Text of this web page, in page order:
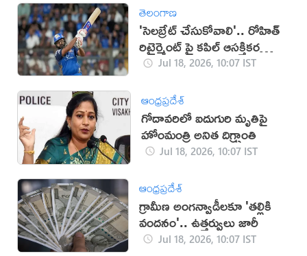
తెలంగాణ
'సెలబ్రేట్ చేసుకోవాలి'.. రోహిత్
రిటైర్మెంట్ పై కపిల్ ఆసక్తికర
వ్యాఖ్యలు
Jul 18, 2026, 10:07 IST
ఆంధ్రప్రదేశ్
గోదావరిలో ఐదుగురి మృతిపై
హోంమంత్రి అనిత దిగ్భ్రాంతి
Jul 18, 2026, 10:07 IST
ఆంధ్రప్రదేశ్
గ్రామీణ అంగన్వాడీలకూ 'తల్లికి
వందనం'.. ఉత్తర్వులు జారీ
Jul 18, 2026, 10:07 IST